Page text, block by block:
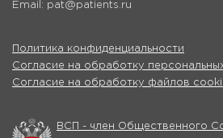
Email: pat@patients.ru
Политика конфиденциальности
Согласие на обработку
Согласие на обработку файлов
ВСП - член Общественного